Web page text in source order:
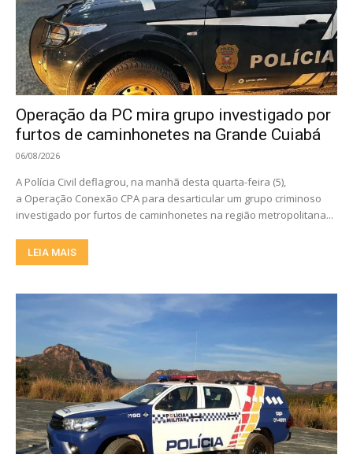
Operação da PC mira grupo investigado por
furtos de caminhonetes na Grande Cuiabá
06/08/2026
A Polícia Civil deflagrou, na manhã desta quarta-feira (5),
a Operação Conexão CPA para desarticular um grupo criminoso
investigado por furtos de caminhonetes na região metropolitana...
LEIA MAIS